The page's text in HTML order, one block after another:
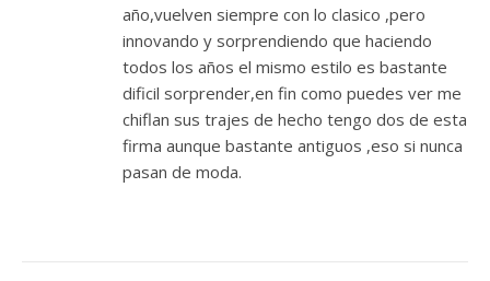
año,vuelven siempre con lo clasico ,pero
innovando y sorprendiendo que haciendo
todos los años el mismo estilo es bastante
dificil sorprender,en fin como puedes ver me
chiflan sus trajes de hecho tengo dos de esta
firma aunque bastante antiguos ,eso si nunca
pasan de moda.